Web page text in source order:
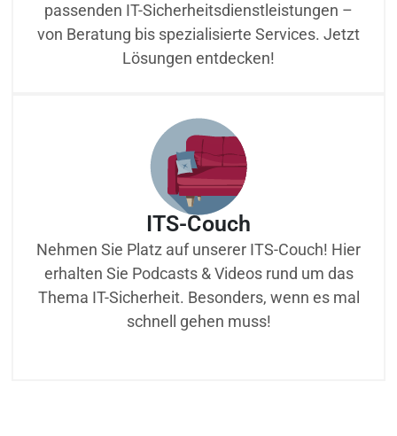
passenden IT-Sicherheitsdienstleistungen –
von Beratung bis spezialisierte Services. Jetzt
Lösungen entdecken!
ITS-Couch
Nehmen Sie Platz auf unserer ITS-Couch! Hier
erhalten Sie Podcasts & Videos rund um das
Thema IT-Sicherheit. Besonders, wenn es mal
schnell gehen muss!